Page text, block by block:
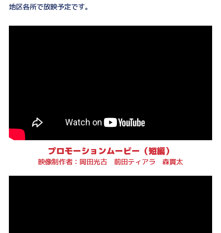
地区各所で放映予定です。
プロモーションムービー（短編）
映像制作者：岡田光古 前田ティアラ 森貫太